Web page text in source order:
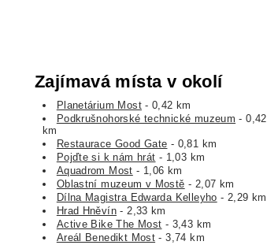
Zajímavá místa v okolí
Planetárium Most- 0,42 km
Podkrušnohorské technické muzeum - 0,42
km
Restaurace Good Gate - 0,81 km
Pojďte si k nám hrát - 1,03 km
Aquadrom Most - 1,06 km
Oblastní muzeum v Mostě - 2,07 km
Dílna Magistra Edwarda Kelleyho - 2,29 km
Hrad Hněvín - 2,33 km
Active Bike The Most - 3,43 km
Areál Benedikt Most - 3,74 km